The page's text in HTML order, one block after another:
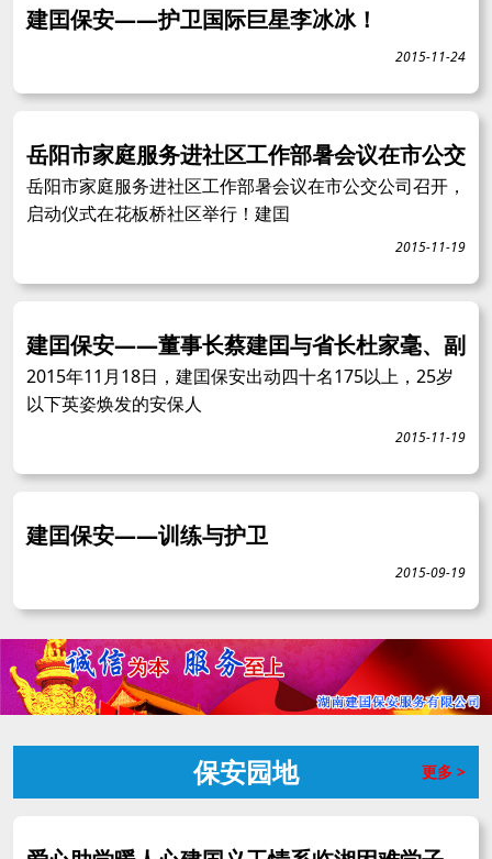
建囯保安——护卫国际巨星李冰冰！
2015-11-24
岳阳市家庭服务进社区工作部暑会议在市公交
岳阳市家庭服务进社区工作部暑会议在市公交公司召开，
启动仪式在花板桥社区举行！建囯
2015-11-19
建囯保安——董事长蔡建囯与省长杜家毫、副
2015年11月18日，建囯保安出动四十名175以上，25岁
以下英姿焕发的安保人
2015-11-19
建囯保安——训练与护卫
2015-09-19
保安园地 更多 >